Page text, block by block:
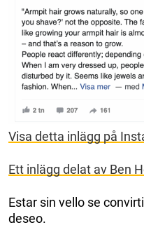
Visa detta inlägg på
Ett inlägg delat av Ben
Estar sin vello se
deseo.